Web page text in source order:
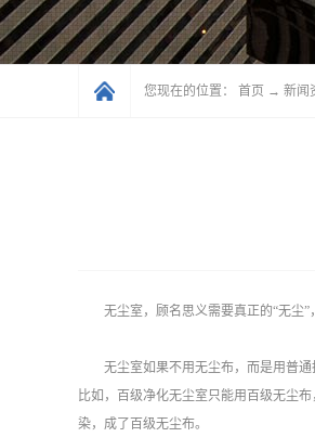
您现在的位置： 首页 → 新闻
无尘室，顾名思义需要真正的“无尘
无尘室如果不用无尘布，而是用普
比如，百级净化无尘室只能用百级无尘
染，成了百级无尘布。